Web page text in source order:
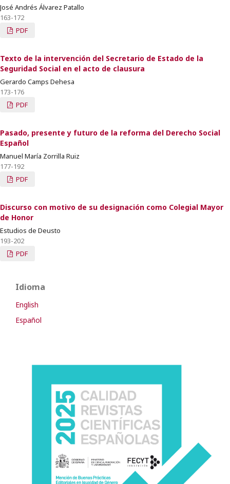
José Andrés Álvarez Patallo
163-172
PDF
Texto de la intervención del Secretario de Estado de la
Seguridad Social en el acto de clausura
Gerardo Camps Dehesa
173-176
PDF
Pasado, presente y futuro de la reforma del Derecho Social
Español
Manuel María Zorrilla Ruiz
177-192
PDF
Discurso con motivo de su designación como Colegial Mayor
de Honor
Estudios de Deusto
193-202
PDF
Idioma
English
Español